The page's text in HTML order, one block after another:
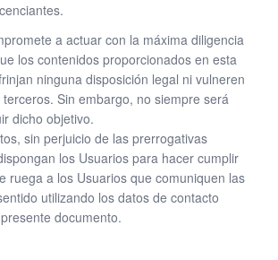
a actuar con la máxima diligencia
los contenidos proporcionados en esta
ninguna disposición legal ni vulneren
Sin embargo, no siempre será
dicho objetivo.
sin perjuicio de las prerrogativas
los Usuarios para hacer cumplir
ruega a los Usuarios que comuniquen las
utilizando los datos de contacto
documento.